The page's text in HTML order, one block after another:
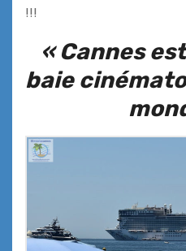
!!!
« Cannes
baie